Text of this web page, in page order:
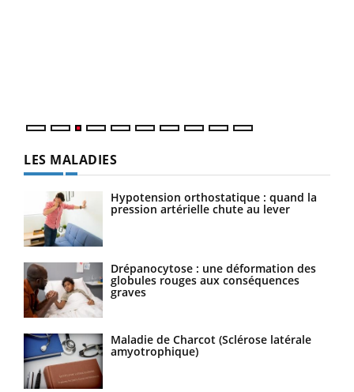
LES MALADIES
Hypotension orthostatique : quand la
pression artérielle chute au lever
Drépanocytose : une déformation des
globules rouges aux conséquences
graves
Maladie de Charcot (Sclérose latérale
amyotrophique)